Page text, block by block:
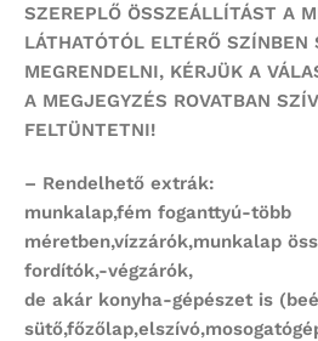
SZEREPLŐ ÖSSZEÁLLÍTÁST A
LÁTHATÓTÓL ELTÉRŐ SZÍNBEN
MEGRENDELNI, KÉRJÜK A
A MEGJEGYZÉS ROVATBAN
FELTÜNTETNI!
– Rendelhető extrák:
munkalap,fém foganttyú-több
méretben,vízzárók,munkalap
fordítók,-végzárók,
de akár konyha-gépészet is